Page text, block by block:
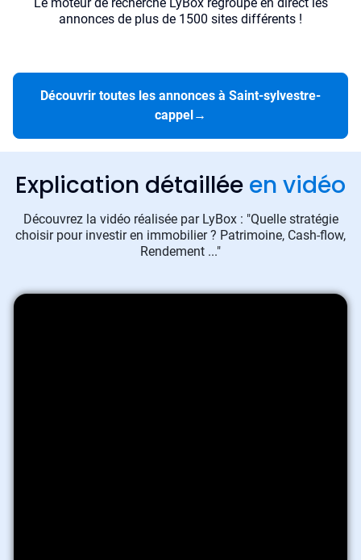
annonces de plus de 1500 sites différents !
Découvrir toutes les annonces à Saint-sylvestre-
cappel→
Explication détaillée en vidéo
Découvrez la vidéo réalisée par LyBox : "Quelle stratégie
choisir pour investir en immobilier ? Patrimoine, Cash-flow,
Rendement ..."